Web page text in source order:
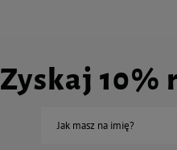
Zyskaj 10%
Jak masz na imię?